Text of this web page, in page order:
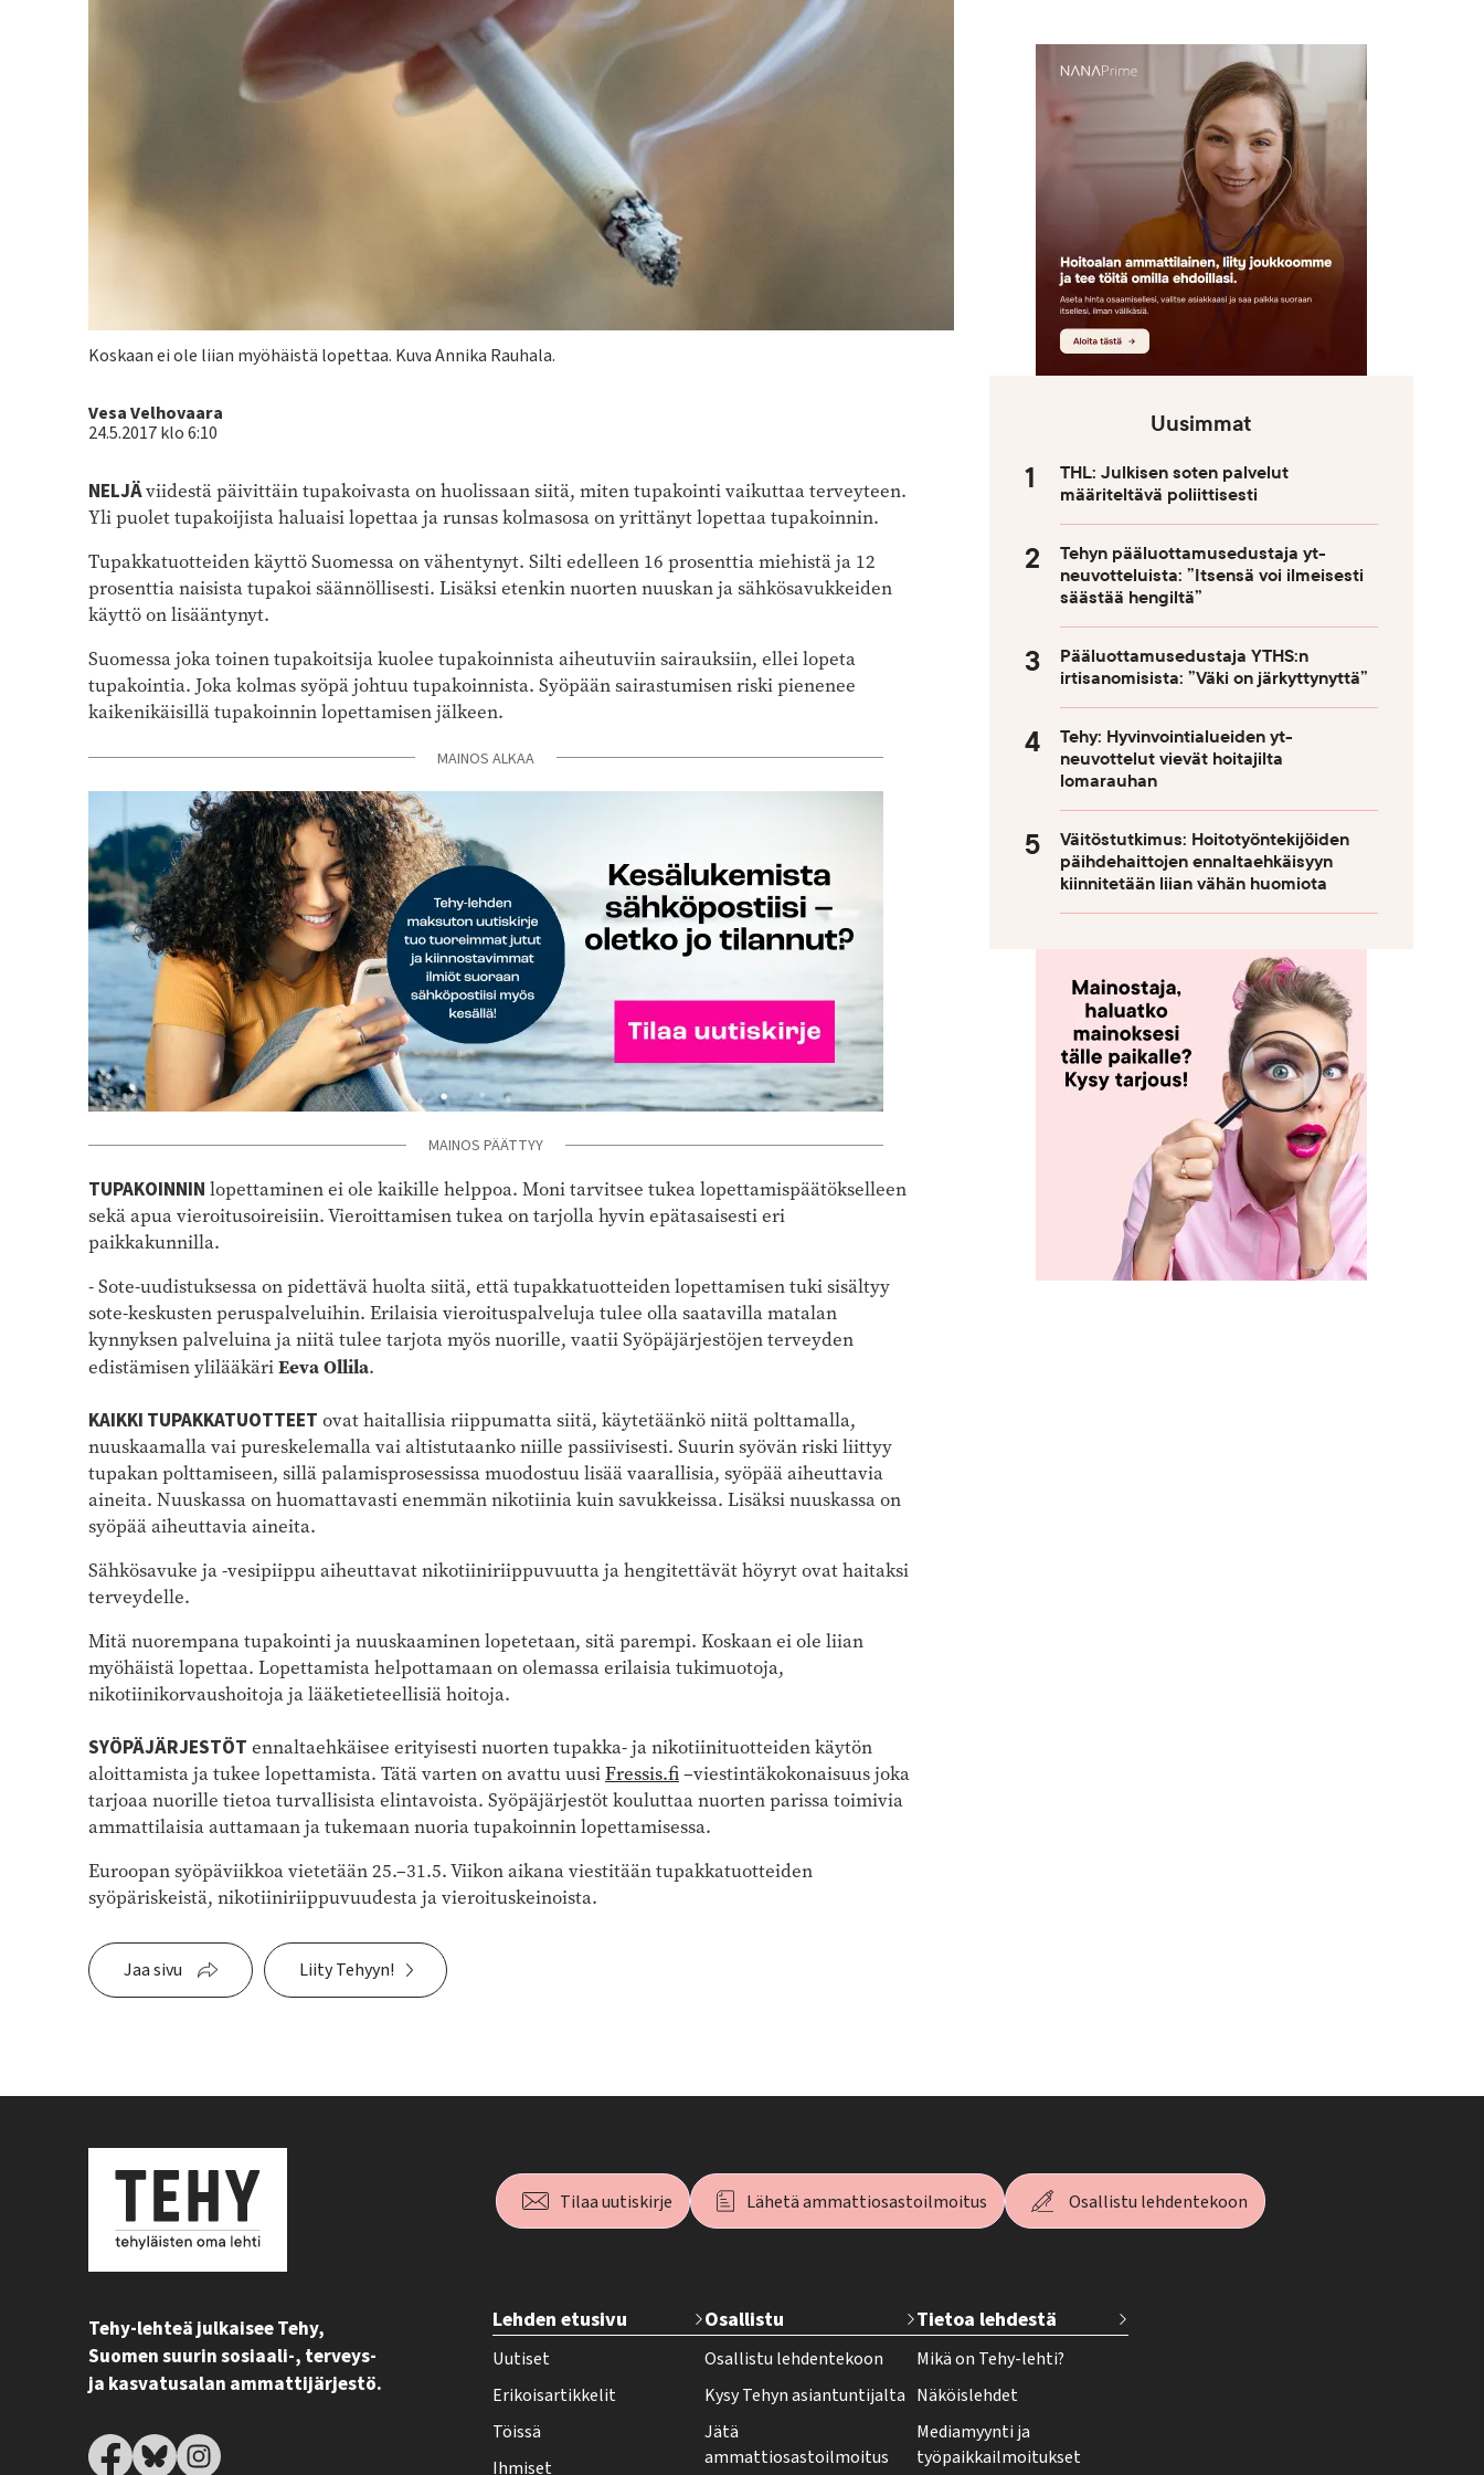
Kuvateksti
Koskaan ei ole liian myöhäistä lopettaa. Kuva Annika Rauhala.
Kirjoittaja
Vesa Velhovaara
24.5.2017 klo 6:10
NELJÄviidestä päivittäin tupakoivasta on huolissaan siitä, miten tupakointi vaikuttaa terveyteen.
Yli puolet tupakoijista haluaisi lopettaa ja runsas kolmasosa on yrittänyt lopettaa tupakoinnin.
Tupakkatuotteiden käyttö Suomessa on vähentynyt. Silti edelleen 16 prosenttia miehistä ja 12
prosenttia naisista tupakoi säännöllisesti. Lisäksi etenkin nuorten nuuskan ja sähkösavukkeiden
käyttö on lisääntynyt.
Suomessa joka toinen tupakoitsija kuolee tupakoinnista aiheutuviin sairauksiin, ellei lopeta
tupakointia. Joka kolmas syöpä johtuu tupakoinnista. Syöpään sairastumisen riski pienenee
kaikenikäisillä tupakoinnin lopettamisen jälkeen.
MAINOS ALKAA
MAINOS PÄÄTTYY
TUPAKOINNIN lopettaminen ei ole kaikille helppoa. Moni tarvitsee tukea lopettamispäätökselleen
sekä apua vieroitusoireisiin. Vieroittamisen tukea on tarjolla hyvin epätasaisesti eri
paikkakunnilla.
- Sote-uudistuksessa on pidettävä huolta siitä, että tupakkatuotteiden lopettamisen tuki sisältyy
sote-keskusten peruspalveluihin. Erilaisia vieroituspalveluja tulee olla saatavilla matalan
kynnyksen palveluina ja niitä tulee tarjota myös nuorille, vaatii Syöpäjärjestöjen terveyden
edistämisen ylilääkäriEeva Ollila.
KAIKKI TUPAKKATUOTTEET ovat haitallisia riippumatta siitä, käytetäänkö niitä polttamalla,
nuuskaamalla vai pureskelemalla vai altistutaanko niille passiivisesti. Suurin syövän riski liittyy
tupakan polttamiseen, sillä palamisprosessissa muodostuu lisää vaarallisia, syöpää aiheuttavia
aineita. Nuuskassa on huomattavasti enemmän nikotiinia kuin savukkeissa. Lisäksi nuuskassa on
syöpää aiheuttavia aineita.
Sähkösavuke ja -vesipiippu aiheuttavat nikotiiniriippuvuutta ja hengitettävät höyryt ovat haitaksi
terveydelle.
Mitä nuorempana tupakointi ja nuuskaaminen lopetetaan, sitä parempi. Koskaan ei ole liian
myöhäistä lopettaa. Lopettamista helpottamaan on olemassa erilaisia tukimuotoja,
nikotiinikorvaushoitoja ja lääketieteellisiä hoitoja.
SYÖPÄJÄRJESTÖT ennaltaehkäisee erityisesti nuorten tupakka- ja nikotiinituotteiden käytön
aloittamista ja tukee lopettamista. Tätä varten on avattu uusiFressis.fi–viestintäkokonaisuus joka
tarjoaa nuorille tietoa turvallisista elintavoista. Syöpäjärjestöt kouluttaa nuorten parissa toimivia
ammattilaisia auttamaan ja tukemaan nuoria tupakoinnin lopettamisessa.
Euroopan syöpäviikkoa vietetään 25.–31.5. Viikon aikana viestitään tupakkatuotteiden
syöpäriskeistä, nikotiiniriippuvuudesta ja vieroituskeinoista.
Jaa sivu Liity Tehyyn!
Uusimmat
THL: Julkisen soten palvelut
määriteltävä poliittisesti
Tehyn pääluottamusedustaja yt-
neuvotteluista: ”Itsensä voi ilmeisesti
säästää hengiltä”
Pääluottamusedustaja YTHS:n
irtisanomisista: ”Väki on järkyttynyttä”
Tehy: Hyvinvointialueiden yt-
neuvottelut vievät hoitajilta
lomarauhan
Väitöstutkimus: Hoitotyöntekijöiden
päihdehaittojen ennaltaehkäisyyn
kiinnitetään liian vähän huomiota
Tehy-lehteä julkaisee Tehy,
Suomen suurin sosiaali-, terveys-
ja kasvatusalan ammattijärjestö.
Tilaa uutiskirje Lähetä ammattiosastoilmoitus Osallistu lehdentekoon
e
h
y
-
Lehden etusivu
Uutiset
Erikoisartikkelit
Töissä
Ihmiset
Osallistu
Osallistu lehdentekoon
Kysy Tehyn asiantuntijalta
Jätä
ammattiosastoilmoitus
Tietoa lehdestä
Mikä on Tehy-lehti?
Näköislehdet
Mediamyynti ja
työpaikkailmoitukset